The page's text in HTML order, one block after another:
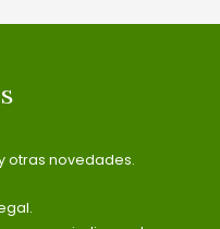
otras novedades.